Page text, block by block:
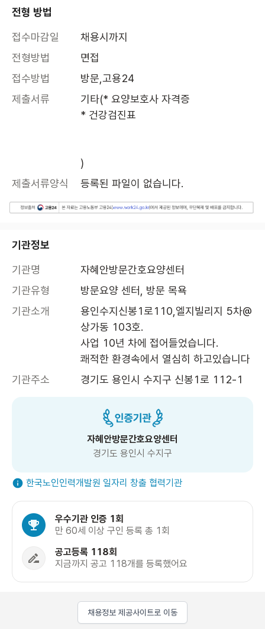
전형 방법
접수마감일
채용시까지
전형방법
면접
접수방법
방문,고용24
제출서류
기타(* 요양보호사 자격증
* 건강검진표
)
제출서류양식
등록된 파일이 없습니다.
기관정보
기관명
자혜안방문간호요양센터
기관유형
방문요양 센터, 방문 목욕
기관소개
용인수지신봉1로110,엘지빌리지 5차@
상가동 103호.
사업 10년 차에 접어들었습니다.
기관주소
경기도 용인시 수지구 신봉1로 112-1
자혜안방문간호요양센터
경기도 용인시 수지구
한국노인인력개발원 일자리 창출 협력기관
우수기관 인증 1회
만 60세 이상 구인 등록 총 1회
공고등록 118회
지금까지 공고 118개를 등록했어요
채용정보 제공사이트로 이동